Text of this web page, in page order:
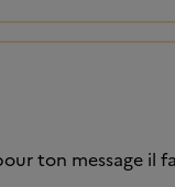
ton message il